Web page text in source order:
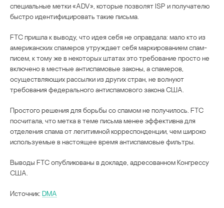
специальные метки «ADV», которые позволят ISP и получателю
быстро идентифицировать такие письма.
FTC пришла к выводу, что идея себя не оправдала: мало кто из
американских спамеров утруждает себя маркированием спам-
писем, к тому же в некоторых штатах это требование просто не
включено в местные антиспамовые законы, а спамеров,
осуществляющих рассылки из других стран, не волнуют
требования федерального антиспамового закона США.
Простого решения для борьбы со спамом не получилось. FTC
посчитала, что метка в теме письма менее эффективна для
отделения спама от легитимной корреспонденции, чем широко
используемые в настоящее время антиспамовые фильтры.
Выводы FTC опубликованы в докладе, адресованном Конгрессу
США.
Источник: DMA